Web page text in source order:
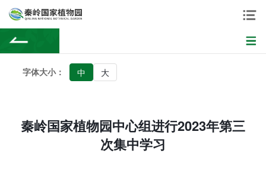
字体大小： 中 大
秦岭国家植物园中心组进行2023年第三
次集中学习